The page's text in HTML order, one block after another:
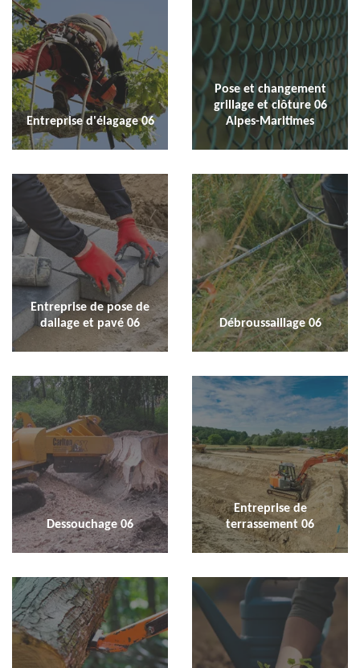
Entreprise d'élagage 06
Pose et changement
grillage et clôture 06
Alpes-Maritimes
Entreprise de pose de
dallage et pavé 06
Débroussaillage 06
Dessouchage 06
Entreprise de
terrassement 06